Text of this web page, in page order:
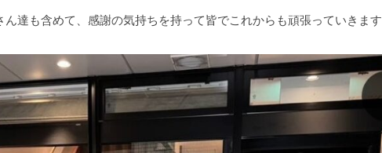
達も含めて、感謝の気持ちを持って皆でこれからも頑張っていきます